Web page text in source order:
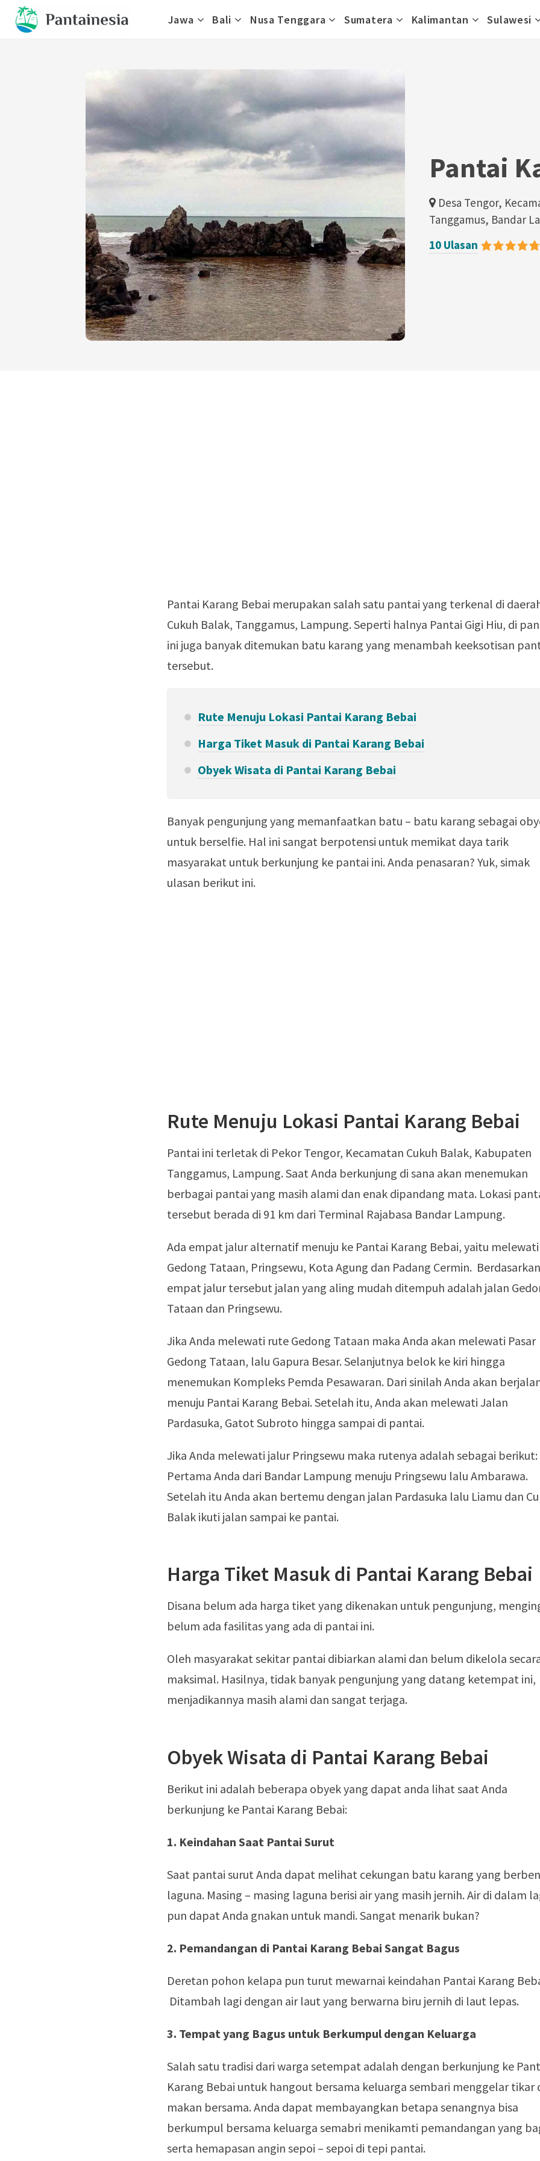
Skip
Jawa Bali Nusa Tenggara Sumatera Kalimantan Sulawesi
Pantai
Desa Tengor,
Tanggamus, Bandar
10 Ulasan
Pantai Karang Bebai merupakan salah satu pantai yang terkenal di
Cukuh Balak, Tanggamus, Lampung. Seperti halnya Pantai Gigi Hiu, di
ini juga banyak ditemukan batu karang yang menambah keeksotisan
tersebut.
Rute Menuju Lokasi Pantai Karang Bebai
Harga Tiket Masuk di Pantai Karang Bebai
Obyek Wisata di Pantai Karang Bebai
Banyak pengunjung yang memanfaatkan batu – batu karang sebagai
untuk berselfie. Hal ini sangat berpotensi untuk memikat daya tarik
masyarakat untuk berkunjung ke pantai ini. Anda penasaran? Yuk, simak
ulasan berikut ini.
Rute Menuju Lokasi Pantai Karang Bebai
Pantai ini terletak di Pekor Tengor, Kecamatan Cukuh Balak, Kabupaten
Tanggamus, Lampung. Saat Anda berkunjung di sana akan menemukan
berbagai pantai yang masih alami dan enak dipandang mata. Lokasi
tersebut berada di 91 km dari Terminal Rajabasa Bandar Lampung.
Ada empat jalur alternatif menuju ke Pantai Karang Bebai, yaitu melewati
Gedong Tataan, Pringsewu, Kota Agung dan Padang Cermin. Berdasarkan
empat jalur tersebut jalan yang aling mudah ditempuh adalah jalan
Tataan dan Pringsewu.
Jika Anda melewati rute Gedong Tataan maka Anda akan melewati Pasar
Gedong Tataan, lalu Gapura Besar. Selanjutnya belok ke kiri hingga
menemukan Kompleks Pemda Pesawaran. Dari sinilah Anda akan
menuju Pantai Karang Bebai. Setelah itu, Anda akan melewati Jalan
Pardasuka, Gatot Subroto hingga sampai di pantai.
Jika Anda melewati jalur Pringsewu maka rutenya adalah sebagai berikut:
Pertama Anda dari Bandar Lampung menuju Pringsewu lalu Ambarawa.
Setelah itu Anda akan bertemu dengan jalan Pardasuka lalu Liamu dan
Balak ikuti jalan sampai ke pantai.
Harga Tiket Masuk di Pantai Karang Bebai
Disana belum ada harga tiket yang dikenakan untuk pengunjung,
belum ada fasilitas yang ada di pantai ini.
Oleh masyarakat sekitar pantai dibiarkan alami dan belum dikelola
maksimal. Hasilnya, tidak banyak pengunjung yang datang ketempat ini,
menjadikannya masih alami dan sangat terjaga.
Obyek Wisata di Pantai Karang Bebai
Berikut ini adalah beberapa obyek yang dapat anda lihat saat Anda
berkunjung ke Pantai Karang Bebai:
1. Keindahan Saat Pantai Surut
Saat pantai surut Anda dapat melihat cekungan batu karang yang
laguna. Masing – masing laguna berisi air yang masih jernih. Air di dalam
pun dapat Anda gnakan untuk mandi. Sangat menarik bukan?
2. Pemandangan di Pantai Karang Bebai Sangat Bagus
Deretan pohon kelapa pun turut mewarnai keindahan Pantai Karang
Ditambah lagi dengan air laut yang berwarna biru jernih di laut lepas.
3. Tempat yang Bagus untuk Berkumpul dengan Keluarga
Salah satu tradisi dari warga setempat adalah dengan berkunjung ke
Karang Bebai untuk hangout bersama keluarga sembari menggelar tikar
makan bersama. Anda dapat membayangkan betapa senangnya bisa
berkumpul bersama keluarga semabri menikamti pemandangan yang
serta hemapasan angin sepoi – sepoi di tepi pantai.